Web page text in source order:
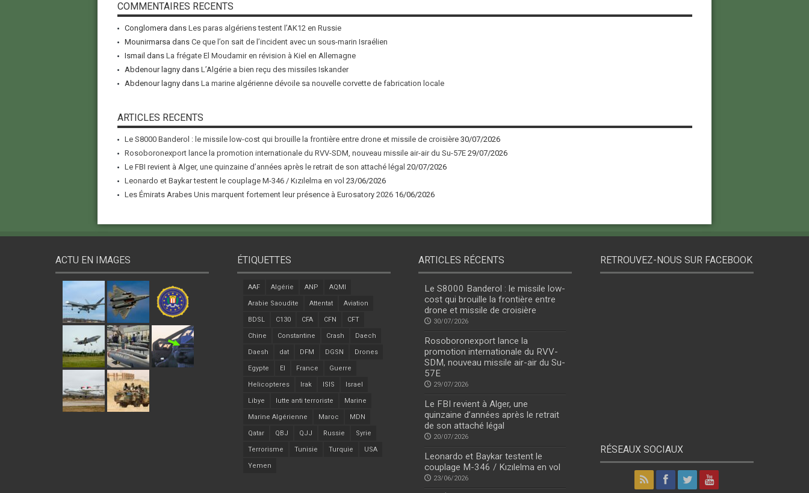
COMMENTAIRES RECENTS
Conglomera dans Les paras algériens testent l’AK12 en Russie
Mounirmarsa dans Ce que l’on sait de l’incident avec un sous-marin Israélien
Ismail dans La frégate El Moudamir en révision à Kiel en Allemagne
Abdenour lagnydans L’Algérie a bien reçu des missiles Iskander
Abdenour lagnydans La marine algérienne dévoile sa nouvelle corvette de fabrication locale
ARTICLES RECENTS
Le S8000 Banderol : le missile low-cost qui brouille la frontière entre drone et missile de croisière 30/07/2026
Rosoboronexport lance la promotion internationale du RVV-SDM, nouveau missile air-air du Su-57E 29/07/2026
Le FBI revient à Alger, une quinzaine d’années après le retrait de son attaché légal 20/07/2026
Leonardo et Baykar testent le couplage M-346 / Kızılelma en vol 23/06/2026
Les Émirats Arabes Unis marquent fortement leur présence à Eurosatory 2026 16/06/2026
ACTU EN IMAGES ÉTIQUETTES
AAF Algérie ANP AQMI
Arabie Saoudite Attentat Aviation
BDSL C130 CFA CFN CFT
Chine Constantine Crash Daech
Daesh dat DFM DGSN Drones
Egypte EI France Guerre
Helicopteres Irak ISIS Israel
Libye lutte anti terroriste Marine
Marine Algérienne Maroc MDN
Qatar QBJ QJJ Russie Syrie
Terrorisme Tunisie Turquie USA
Yemen
ARTICLES RÉCENTS
Le S8000 Banderol : le missile low-
cost qui brouille la frontière entre
drone et missile de croisière
30/07/2026
Rosoboronexport lance la
promotion internationale du RVV-
SDM, nouveau missile air-air du Su-
57E
29/07/2026
Le FBI revient à Alger, une
quinzaine d’années après le retrait
de son attaché légal
20/07/2026
Leonardo et Baykar testent le
couplage M-346 / Kızılelma en vol
23/06/2026
RETROUVEZ-NOUS SUR FACEBOOK
RÉSEAUX SOCIAUX